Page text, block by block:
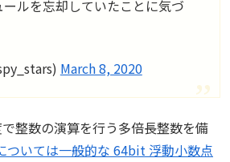
ールを忘却していたことに気づ
March 8, 2020
整数の演算を行う多倍長整数を備
ついては一般的な 64bit 浮動小数点